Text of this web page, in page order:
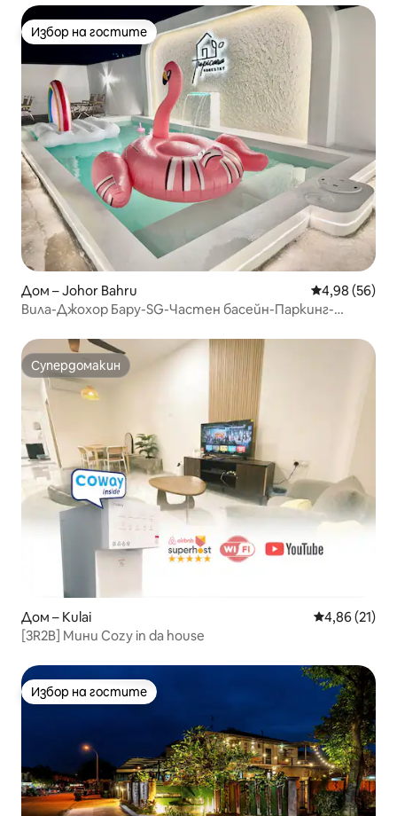
Избор на гостите
Избор на гостите
Дом – Johor Bahru Средна
4,98 (56)
Вила-Джохор Бару-SG-Частен басейн-Паркинг-
Супердомакин
Супердомакин
Дом – Kulai Средна
4,86 (21)
[3R2B] Мини Cozy in da house
Избор на гостите
Избор на гостите